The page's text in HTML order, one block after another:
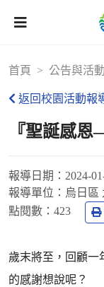
首頁 公告與活動
返回校園活動報
『聖誕感恩
報導日期： 2024-
報導單位： 烏日區
點閱數： 423
歲末將至，回顧一
的感謝想說呢？